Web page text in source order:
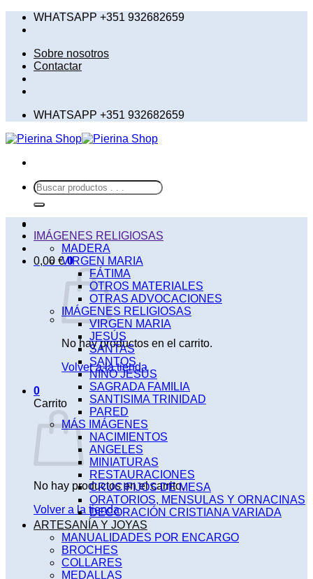
SaltarWHATSAPP +351 932682659
Sobre nosotros
Contactar
WHATSAPP +351 932682659
Buscar
por:
0,00 € 0
No hay productos en el carrito.
Volver a la tienda
0
Carrito
No hay productos en el carrito.
Volver a la tienda
IMÁGENES RELIGIOSAS
MADERA
VIRGEN MARIA
FÁTIMA
OTROS MATERIALES
OTRAS ADVOCACIONES
IMÁGENES RELIGIOSAS
VIRGEN MARIA
JESÚS
SANTAS
SANTOS
NIÑO JESÚS
SAGRADA FAMILIA
SANTISIMA TRINIDAD
PARED
MÁS IMÁGENES
NACIMIENTOS
ANGELES
MINIATURAS
RESTAURACIONES
CRUCIFIJOS DE MESA
ORATORIOS, MENSULAS Y ORNACINAS
DECORACIÓN CRISTIANA VARIADA
ARTESANÍA Y JOYAS
MANUALIDADES POR ENCARGO
BROCHES
COLLARES
MEDALLAS